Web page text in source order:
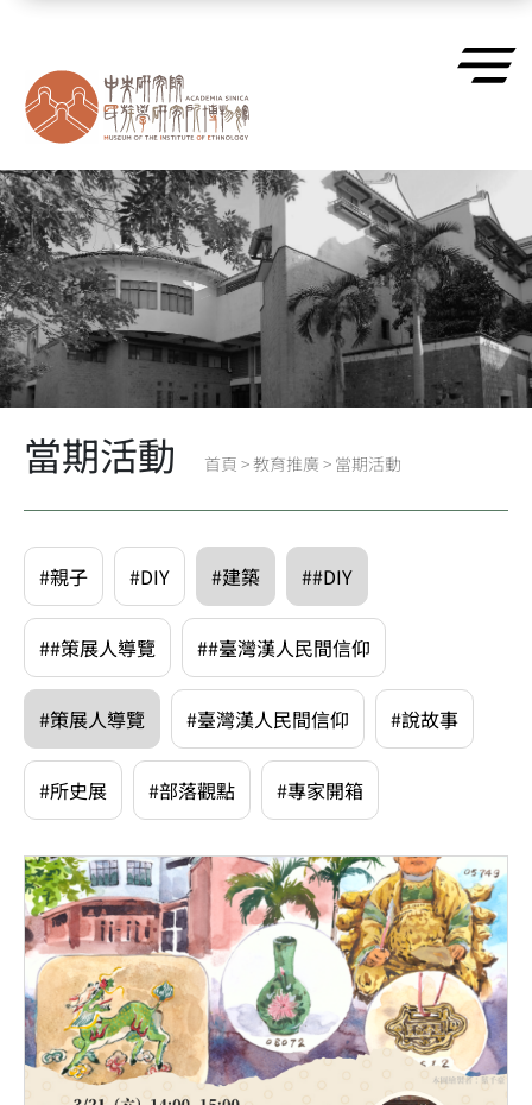
當期活動 首頁 >教育推廣 > 當期活動
#親子 #DIY #建築 ##DIY
##策展人導覽 ##臺灣漢人民間信仰
#策展人導覽 #臺灣漢人民間信仰 #說故事
#所史展 #部落觀點 #專家開箱